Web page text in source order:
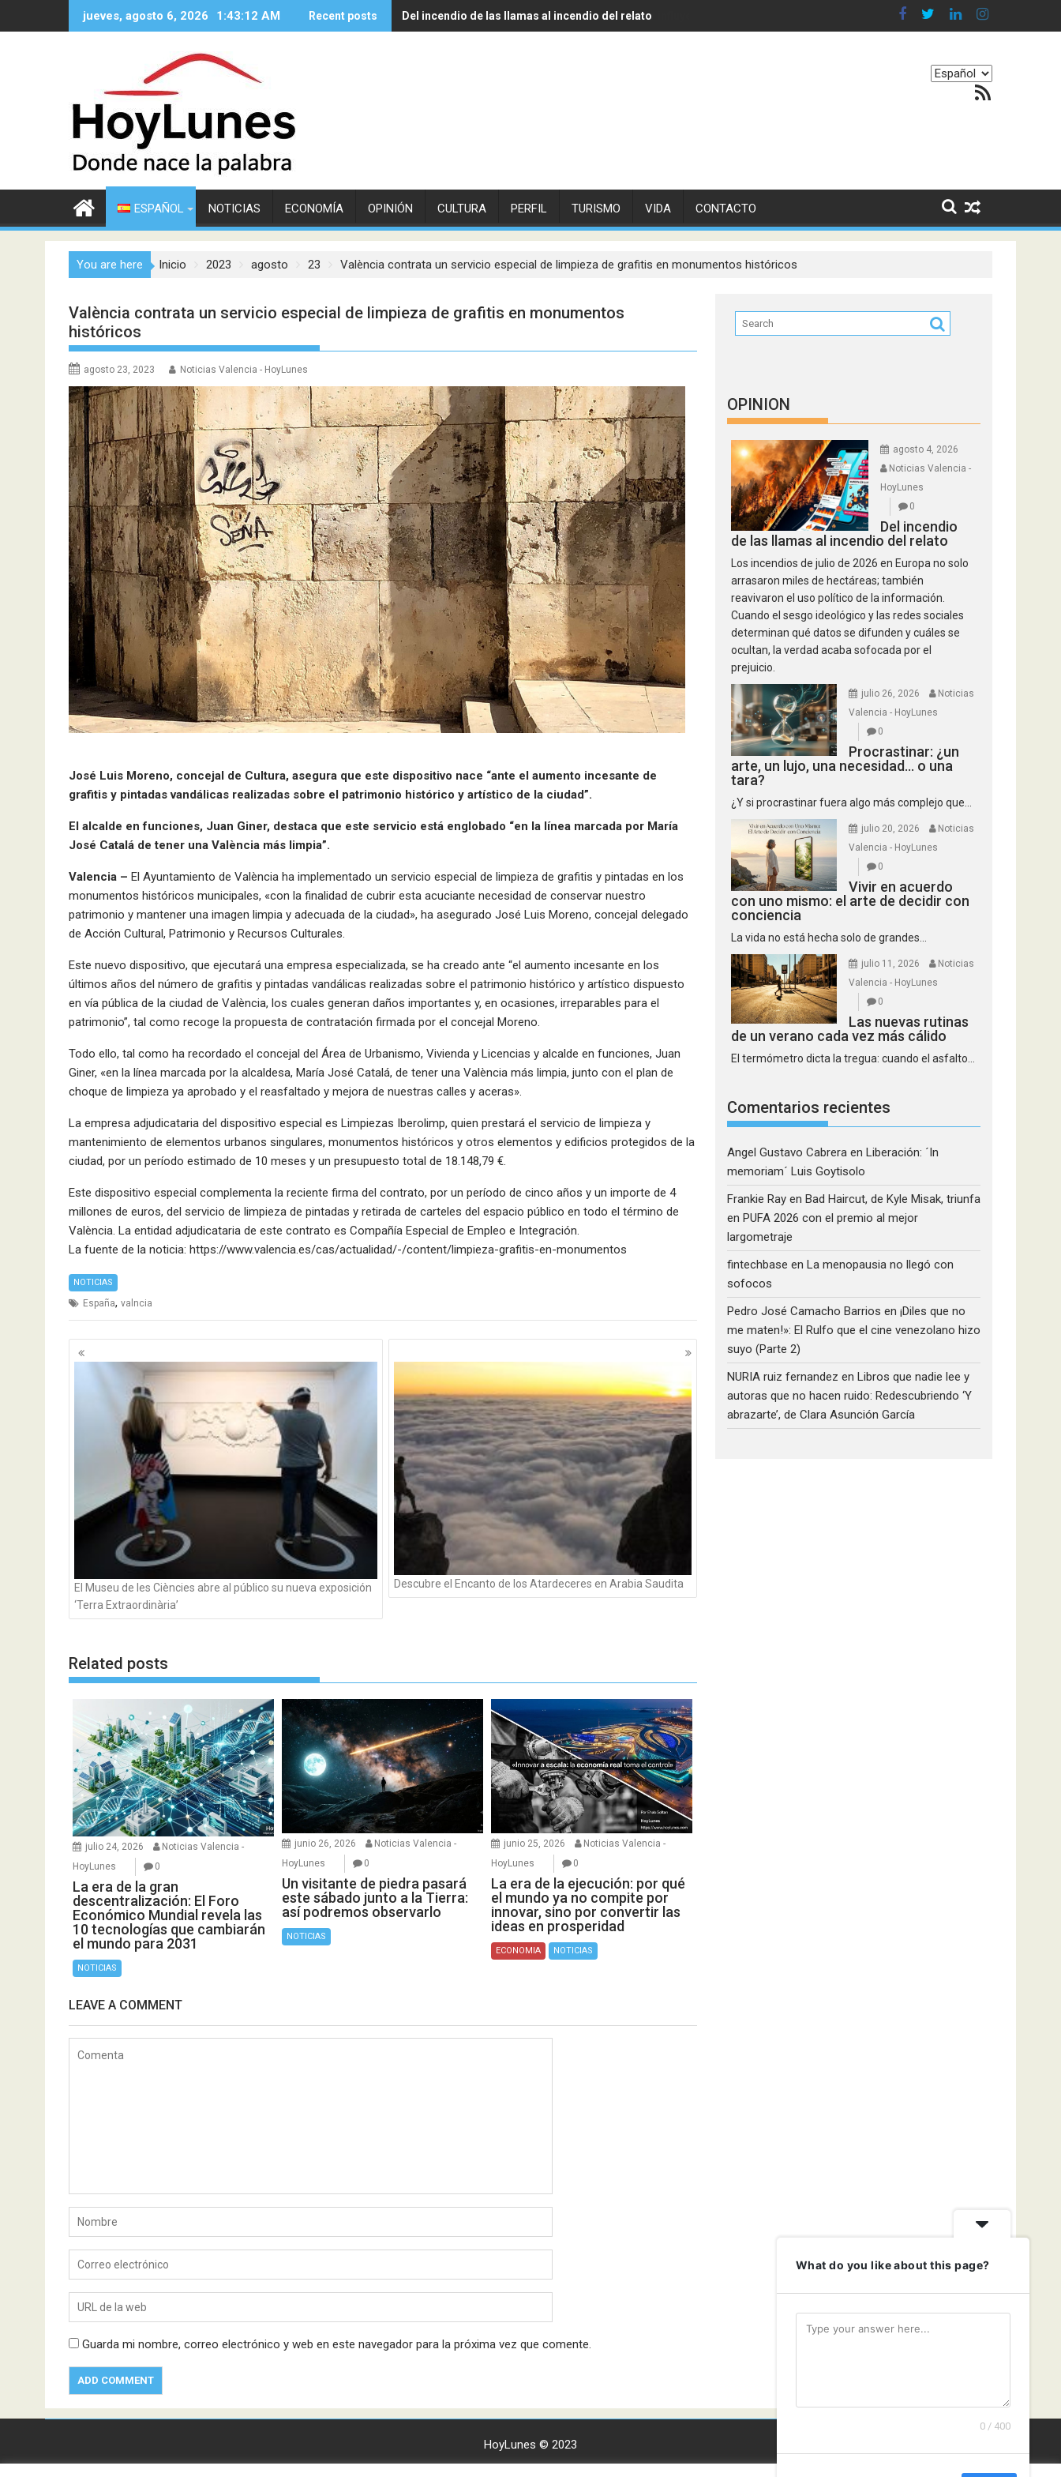
jueves, agosto 6, 2026 1:43:13 AM Recent posts Del incendio de las llamas al incendio del relato
Experto de Vithas explica cómo las olas de calor influyen en nuestro equilibrio emocional
Elegir
Feed RSS
ESPAÑOL NOTICIAS ECONOMÍA OPINIÓN CULTURA PERFIL TURISMO VIDA CONTACTO
You are here Inicio 2023 agosto 23 València contrata un servicio especial de limpieza de grafitis en monumentos históricos
València contrata un servicio especial de limpieza de grafitis en monumentos
históricos
agosto 23, 2023 Noticias Valencia - HoyLunes
José Luis Moreno, concejal de Cultura, asegura que este dispositivo nace “ante el aumento incesante de
grafitis y pintadas vandálicas realizadas sobre el patrimonio histórico y artístico de la ciudad”.
El alcalde en funciones, Juan Giner, destaca que este servicio está englobado “en la línea marcada por María
José Catalá de tener una València más limpia”.
Valencia – El Ayuntamiento de València ha implementado un servicio especial de limpieza de grafitis y pintadas en los
monumentos históricos municipales, «con la finalidad de cubrir esta acuciante necesidad de conservar nuestro
patrimonio y mantener una imagen limpia y adecuada de la ciudad», ha asegurado José Luis Moreno, concejal delegado
de Acción Cultural, Patrimonio y Recursos Culturales.
Este nuevo dispositivo, que ejecutará una empresa especializada, se ha creado ante “el aumento incesante en los
últimos años del número de grafitis y pintadas vandálicas realizadas sobre el patrimonio histórico y artístico dispuesto
en vía pública de la ciudad de València, los cuales generan daños importantes y, en ocasiones, irreparables para el
patrimonio”, tal como recoge la propuesta de contratación firmada por el concejal Moreno.
Todo ello, tal como ha recordado el concejal del Área de Urbanismo, Vivienda y Licencias y alcalde en funciones, Juan
Giner, «en la línea marcada por la alcaldesa, María José Catalá, de tener una València más limpia, junto con el plan de
choque de limpieza ya aprobado y el reasfaltado y mejora de nuestras calles y aceras».
La empresa adjudicataria del dispositivo especial es Limpiezas Iberolimp, quien prestará el servicio de limpieza y
mantenimiento de elementos urbanos singulares, monumentos históricos y otros elementos y edificios protegidos de la
ciudad, por un período estimado de 10 meses y un presupuesto total de 18.148,79 €.
Este dispositivo especial complementa la reciente firma del contrato, por un período de cinco años y un importe de 4
millones de euros, del servicio de limpieza de pintadas y retirada de carteles del espacio público en todo el término de
València. La entidad adjudicataria de este contrato es Compañía Especial de Empleo e Integración.
La fuente de la noticia: https://www.valencia.es/cas/actualidad/-/content/limpieza-grafitis-en-monumentos
NOTICIAS
España, valncia
Navegación
de
entradas
El Museu de les Ciències abre al público su nueva exposición
‘Terra Extraordinària’
Descubre el Encanto de los Atardeceres en Arabia Saudita
Related posts
julio 24, 2026
Noticias Valencia -
HoyLunes
0
La era de la gran
descentralización: El Foro
Económico Mundial revela las
10 tecnologías que cambiarán
el mundo para 2031
NOTICIAS
junio 26, 2026
Noticias Valencia -
HoyLunes
0
Un visitante de piedra pasará
este sábado junto a la Tierra:
así podremos observarlo
NOTICIAS
junio 25, 2026
Noticias Valencia -
HoyLunes
0
La era de la ejecución: por qué
el mundo ya no compite por
innovar, sino por convertir las
ideas en prosperidad
ECONOMIA NOTICIAS
LEAVE A COMMENT
Guarda mi nombre, correo electrónico y web en este navegador para la próxima vez que comente.
OPINION
agosto 4, 2026
Noticias Valencia -
HoyLunes
0
Del incendio
de las llamas al incendio del relato
Los incendios de julio de 2026 en Europa no solo
arrasaron miles de hectáreas; también
reavivaron el uso político de la información.
Cuando el sesgo ideológico y las redes sociales
determinan qué datos se difunden y cuáles se
ocultan, la verdad acaba sofocada por el
prejuicio.
julio 26, 2026
Noticias
Valencia - HoyLunes
0
Procrastinar: ¿un
arte, un lujo, una necesidad… o una
tara?
¿Y si procrastinar fuera algo más complejo que...
julio 20, 2026
Noticias
Valencia - HoyLunes
0
Vivir en acuerdo
con uno mismo: el arte de decidir con
conciencia
La vida no está hecha solo de grandes...
julio 11, 2026
Noticias
Valencia - HoyLunes
0
Las nuevas rutinas
de un verano cada vez más cálido
El termómetro dicta la tregua: cuando el asfalto...
Comentarios recientes
Angel Gustavo Cabrera en Liberación: ´In
memoriam´ Luis Goytisolo
Frankie Ray en Bad Haircut, de Kyle Misak, triunfa
en PUFA 2026 con el premio al mejor
largometraje
fintechbase en La menopausia no llegó con
sofocos
Pedro José Camacho Barrios en ¡Diles que no
me maten!»: El Rulfo que el cine venezolano hizo
suyo (Parte 2)
NURIA ruiz fernandez en Libros que nadie lee y
autoras que no hacen ruido: Redescubriendo ‘Y
abrazarte’, de Clara Asunción García
HoyLunes © 2023
What do you like about this page?
0 / 400